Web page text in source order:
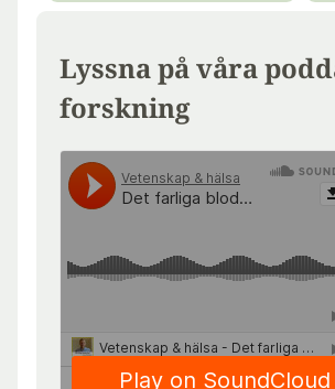
Lyssna på våra
forskning